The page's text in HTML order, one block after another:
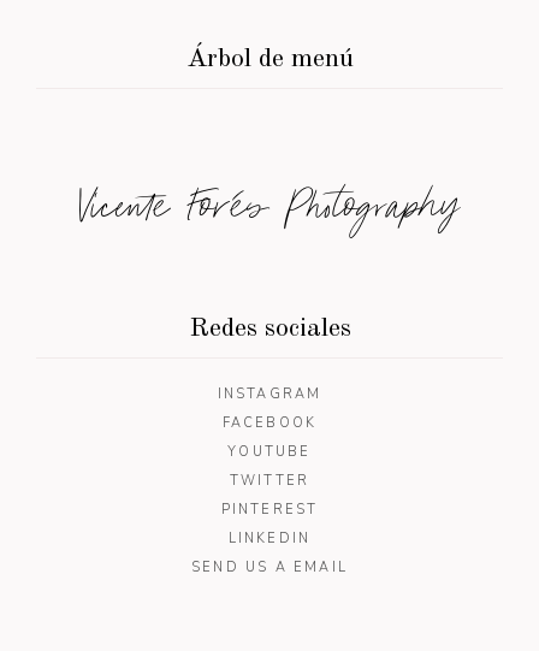
Árbol de menú
Vicente Forés Photography
Redes sociales
INSTAGRAM
FACEBOOK
YOUTUBE
TWITTER
PINTEREST
LINKEDIN
SEND US A EMAIL